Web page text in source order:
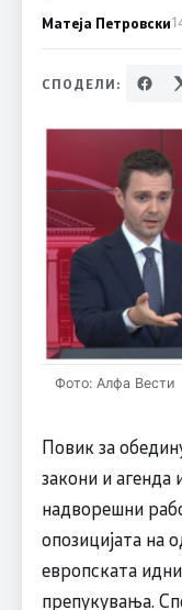
Матеја Петровски
СПОДЕЛИ:
Фото: Алфа Вести
Повик за
закони и агенда
надворешни
опозицијата на
европската
препукувања.